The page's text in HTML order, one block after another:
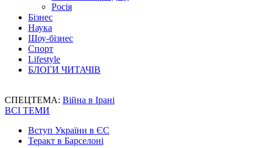
Росія
Бізнес
Наука
Шоу-бізнес
Спорт
Lifestyle
БЛОГИ ЧИТАЧІВ
СПЕЦТЕМА: Війна в Ірані
ВСІ ТЕМИ
Вступ України в ЄС
Теракт в Барселоні